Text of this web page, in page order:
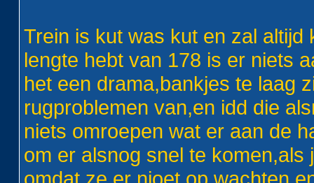
Trein is kut was kut en zal
lengte hebt van 178 is er niets
het een drama,bankjes te laag
rugproblemen van,en idd die
niets omroepen wat er aan de
om er alsnog snel te